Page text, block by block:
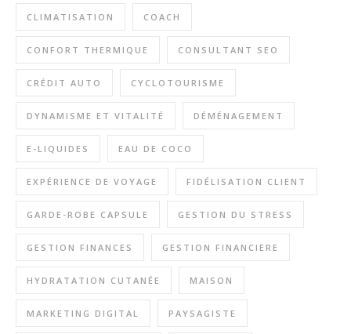
CLIMATISATION COACH
CONFORT THERMIQUE CONSULTANT SEO
CRÉDIT AUTO CYCLOTOURISME
DYNAMISME ET VITALITÉ DÉMÉNAGEMENT
E-LIQUIDES EAU DE COCO
EXPÉRIENCE DE VOYAGE FIDÉLISATION CLIENT
GARDE-ROBE CAPSULE GESTION DU STRESS
GESTION FINANCES GESTION FINANCIERE
HYDRATATION CUTANÉE MAISON
MARKETING DIGITAL PAYSAGISTE